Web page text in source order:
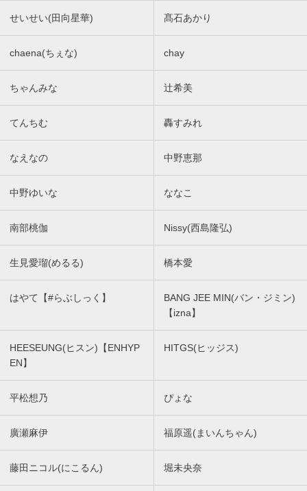
せいせい(田向星華) 髙石あかり
chaena(ちぇな) chay
ちゃんみな 辻希美
てんちむ 轟すみれ
なえなの 中野恵那
中野ゆいな ななこ
南部桃伽 Nissy(西島隆弘)
生見愛瑠(めるる) 橋本愛
はやて【#らぶしっく】
BANG JEE MIN(バン・ジミン)
【izna】
HEESEUNG(ヒスン)【ENHYP
EN】
HITGS(ヒッジス)
平松想乃 ぴょな
廣瀬麻伊 福原遥(まいんちゃん)
藤田ニコル(にこるん) 堀未央奈